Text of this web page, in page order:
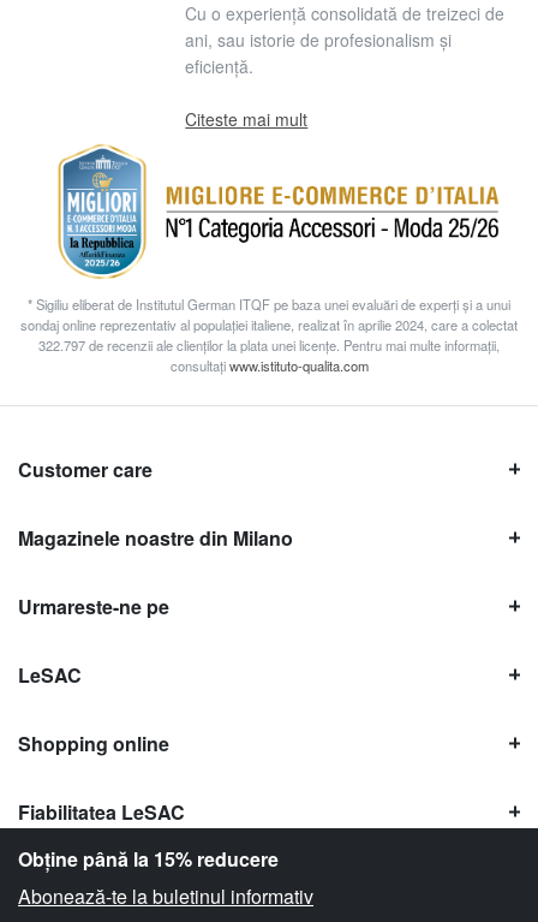
Obține până la 15% reducere
Abonează-te la buletinul informativ
Cu o experiență consolidată de treizeci de
ani, sau istorie de profesionalism și
eficiență.
Citeste mai mult
* Sigiliu eliberat de Institutul German ITQF pe baza unei evaluări de experți și a unui
sondaj online reprezentativ al populației italiene, realizat în aprilie 2024, care a colectat
322.797 de recenzii ale clienților la plata unei licențe. Pentru mai multe informații,
consultațiwww.istituto-qualita.com
Customer care
Magazinele noastre din Milano
Urmareste-ne pe
LeSAC
Shopping online
Fiabilitatea LeSAC
Copyright © Le SAC s.r.l. | PI 10954380159 |